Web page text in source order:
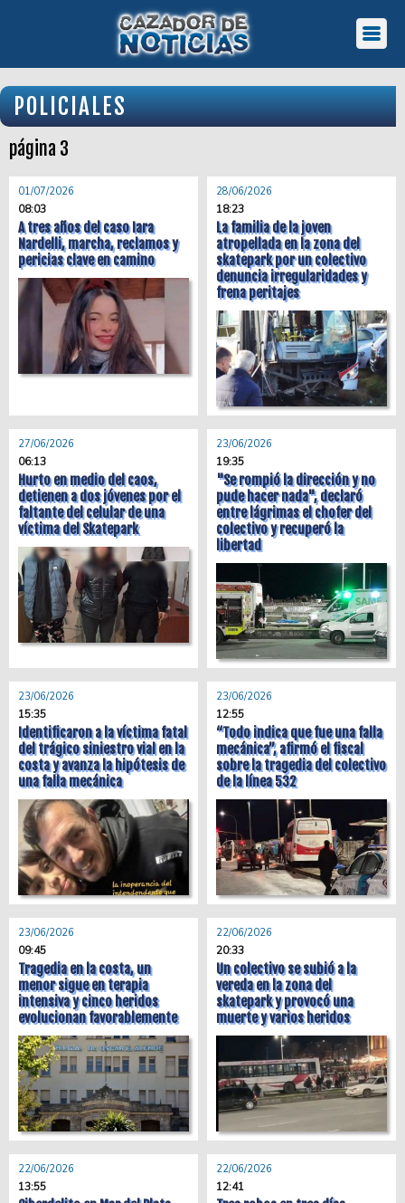
POLICIALES
página 3
01/07/2026
08:03
A tres años del caso Iara
Nardelli, marcha, reclamos y
pericias clave en camino
28/06/2026
18:23
La familia de la joven
atropellada en la zona del
skatepark por un colectivo
denuncia irregularidades y
frena peritajes
27/06/2026
06:13
Hurto en medio del caos,
detienen a dos jóvenes por el
faltante del celular de una
víctima del Skatepark
23/06/2026
19:35
"Se rompió la dirección y no
pude hacer nada", declaró
entre lágrimas el chofer del
colectivo y recuperó la
libertad
23/06/2026
15:35
Identificaron a la víctima fatal
del trágico siniestro vial en la
costa y avanza la hipótesis de
una falla mecánica
23/06/2026
12:55
“Todo indica que fue una falla
mecánica”, afirmó el fiscal
sobre la tragedia del colectivo
de la línea 532
23/06/2026
09:45
Tragedia en la costa, un
menor sigue en terapia
intensiva y cinco heridos
evolucionan favorablemente
22/06/2026
20:33
Un colectivo se subió a la
vereda en la zona del
skatepark y provocó una
muerte y varios heridos
22/06/2026
13:55
22/06/2026
12:41